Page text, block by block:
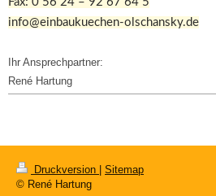
info@einbaukuechen-olschansky.de
Ihr Ansprechpartner:
René Hartung
Druckversion
Sitemap
© René Hartung